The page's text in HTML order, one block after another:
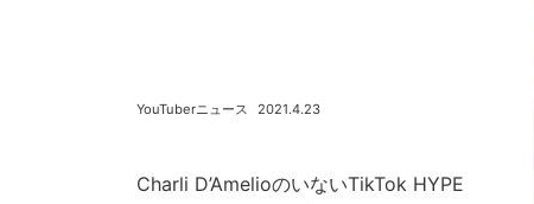
Charli D’AmelioのいないTikTok HYPE
2021.4.23
YouTuberニュース